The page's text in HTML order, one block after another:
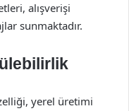
alışverişi
sunmaktadır.
yerel üretimi